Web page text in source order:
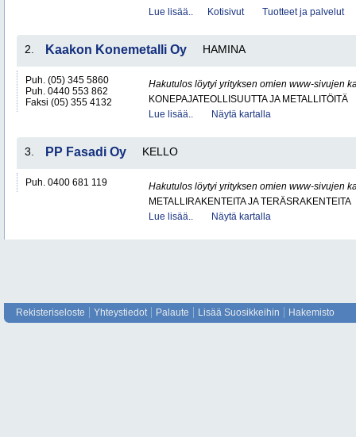
Lue lisää..
Kotisivut Tuotteet ja palvelut
2. Kaakon Konemetalli Oy HAMINA
Puh. (05) 345 5860
Puh. 0440 553 862
Faksi (05) 355 4132
Hakutulos löytyi yrityksen omien www-sivujen
KONEPAJATEOLLISUUTTA JA METALLITÖITÄ
Lue lisää..
Näytä kartalla
3. PP Fasadi Oy KELLO
Puh. 0400 681 119
Hakutulos löytyi yrityksen omien www-sivujen
METALLIRAKENTEITA JA TERÄSRAKENTEITA
Lue lisää..
Näytä kartalla
Rekisteriseloste Yhteystiedot Palaute Lisää Suosikkeihin Hakemisto